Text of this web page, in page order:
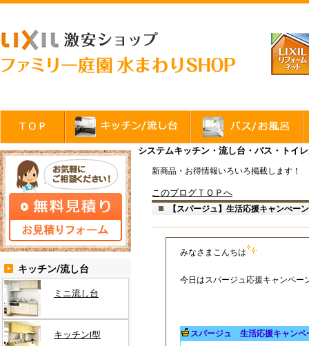
システムキッチン・流し台・バス・トイ
新商品・お得情報いろいろ掲載します！
このブログＴＯＰへ
【スパージュ】生活応援キャンぺー
みなさまこんちは
今日はスパージュ応援キャンペー
スパージュ 生活応援キャンペ
キッチン/流し台
ミニ流し台
キッチンI型